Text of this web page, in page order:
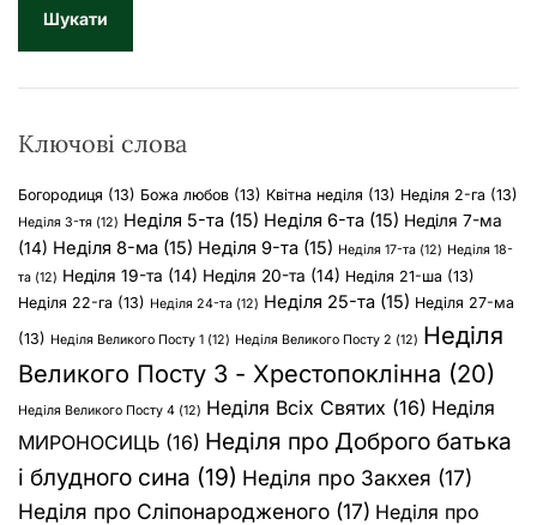
к
Ключові слова
Богородиця (13) Божа любов (13) Квітна неділя (13) Неділя 2-га (13)
Неділя 3-тя (12) Неділя 5-та (15) Неділя 6-та (15) Неділя 7-ма
(14) Неділя 8-ма (15) Неділя 9-та (15) Неділя 17-та (12) Неділя 18-
та (12) Неділя 19-та (14) Неділя 20-та (14) Неділя 21-ша (13)
Неділя 22-га (13) Неділя 24-та (12) Неділя 25-та (15) Неділя 27-ма
(13) Неділя Великого Посту 1 (12) Неділя Великого Посту 2 (12) Неділя
Великого Посту 3 - Хрестопоклінна (20)
Неділя Великого Посту 4 (12) Неділя Всіх Святих (16) Неділя
МИРОНОСИЦЬ (16) Неділя про Доброго батька
і блудного сина (19) Неділя про Закхея (17)
Неділя про Сліпонародженого (17) Неділя про